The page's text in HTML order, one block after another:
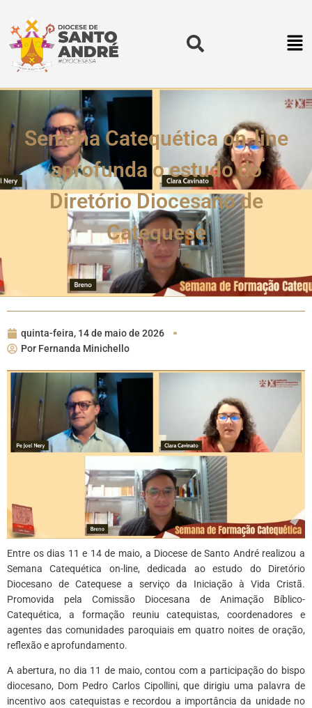
Semana Catequética on-line
aprofunda o estudo do
Diretório Diocesano de
Catequese
quinta-feira, 14 de maio de 2026
Por Fernanda Minichello
Entre os dias 11 e 14 de maio, a Diocese de Santo André realizou a
Semana Catequética on-line, dedicada ao estudo do Diretório
Diocesano de Catequese a serviço da Iniciação à Vida Cristã.
Promovida pela Comissão Diocesana de Animação Bíblico-
Catequética, a formação reuniu catequistas, coordenadores e
agentes das comunidades paroquiais em quatro noites de oração,
reflexão e aprofundamento.
A abertura, no dia 11 de maio, contou com a participação do bispo
diocesano, Dom Pedro Carlos Cipollini, que dirigiu uma palavra de
incentivo aos catequistas e recordou a importância da unidade no